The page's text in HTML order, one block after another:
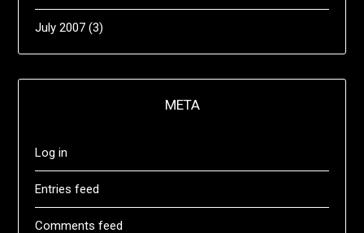
July 2007 (3)
META
Log in
Entries feed
Comments feed